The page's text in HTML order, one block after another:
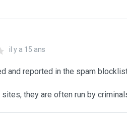
il y a 15 ans
and reported in the spam
they are often run by